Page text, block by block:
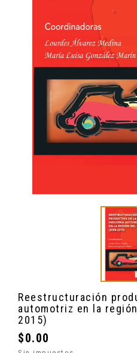
Reestructuración
automotriz en la
2015)
$0.00